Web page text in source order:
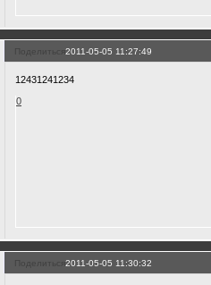
Поделиться2011-05-05 11:27:49
12431241234
0
Поделиться2011-05-05 11:30:32